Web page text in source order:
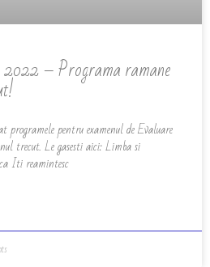
– Programa ramane
pentru examenul de Evaluare
trecut. Le gasesti aici: Limba si
Iti reamintesc